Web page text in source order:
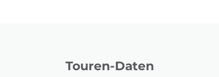
Touren-Daten